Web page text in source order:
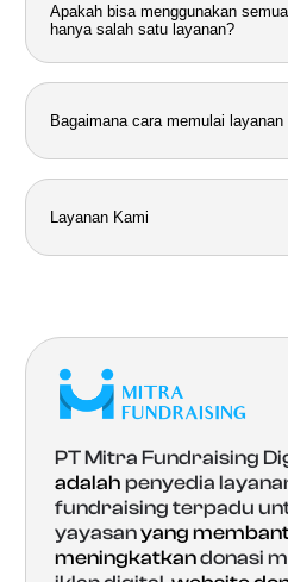
Apakah bisa menggunakan
hanya salah satu layanan?
Bagaimana cara memulai
Layanan Kami
PT Mitra Fundraising
adalahpenyedia
fundraising terpadu
yayasanyang
meningkatkandonasi